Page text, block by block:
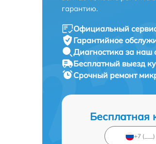
гарантию.
Официальный
Гарантийное
Диагностика за наш
Бесплатный выезд
Срочный ремонт
Бесплатная